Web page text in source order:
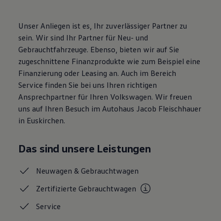
Transport
Familie
Volkswagen R
Pannen- und Unfallhilfe
Volkswagen Kundenbetreuung
Unser Anliegen ist es, Ihr zuverlässiger Partner zu
sein. Wir sind Ihr Partner für Neu- und
Gebrauchtfahrzeuge. Ebenso, bieten wir auf Sie
zugeschnittene Finanzprodukte wie zum Beispiel eine
Finanzierung oder Leasing an. Auch im Bereich
Service finden Sie bei uns Ihren richtigen
Ansprechpartner für Ihren Volkswagen. Wir freuen
uns auf Ihren Besuch im Autohaus Jacob Fleischhauer
in Euskirchen.
Das sind unsere Leistungen
Neuwagen &Gebrauchtwagen
ZertifizierteGebrauchtwagen
Service